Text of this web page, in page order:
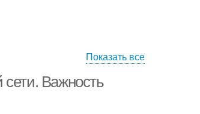
Показать все
сети. Важность